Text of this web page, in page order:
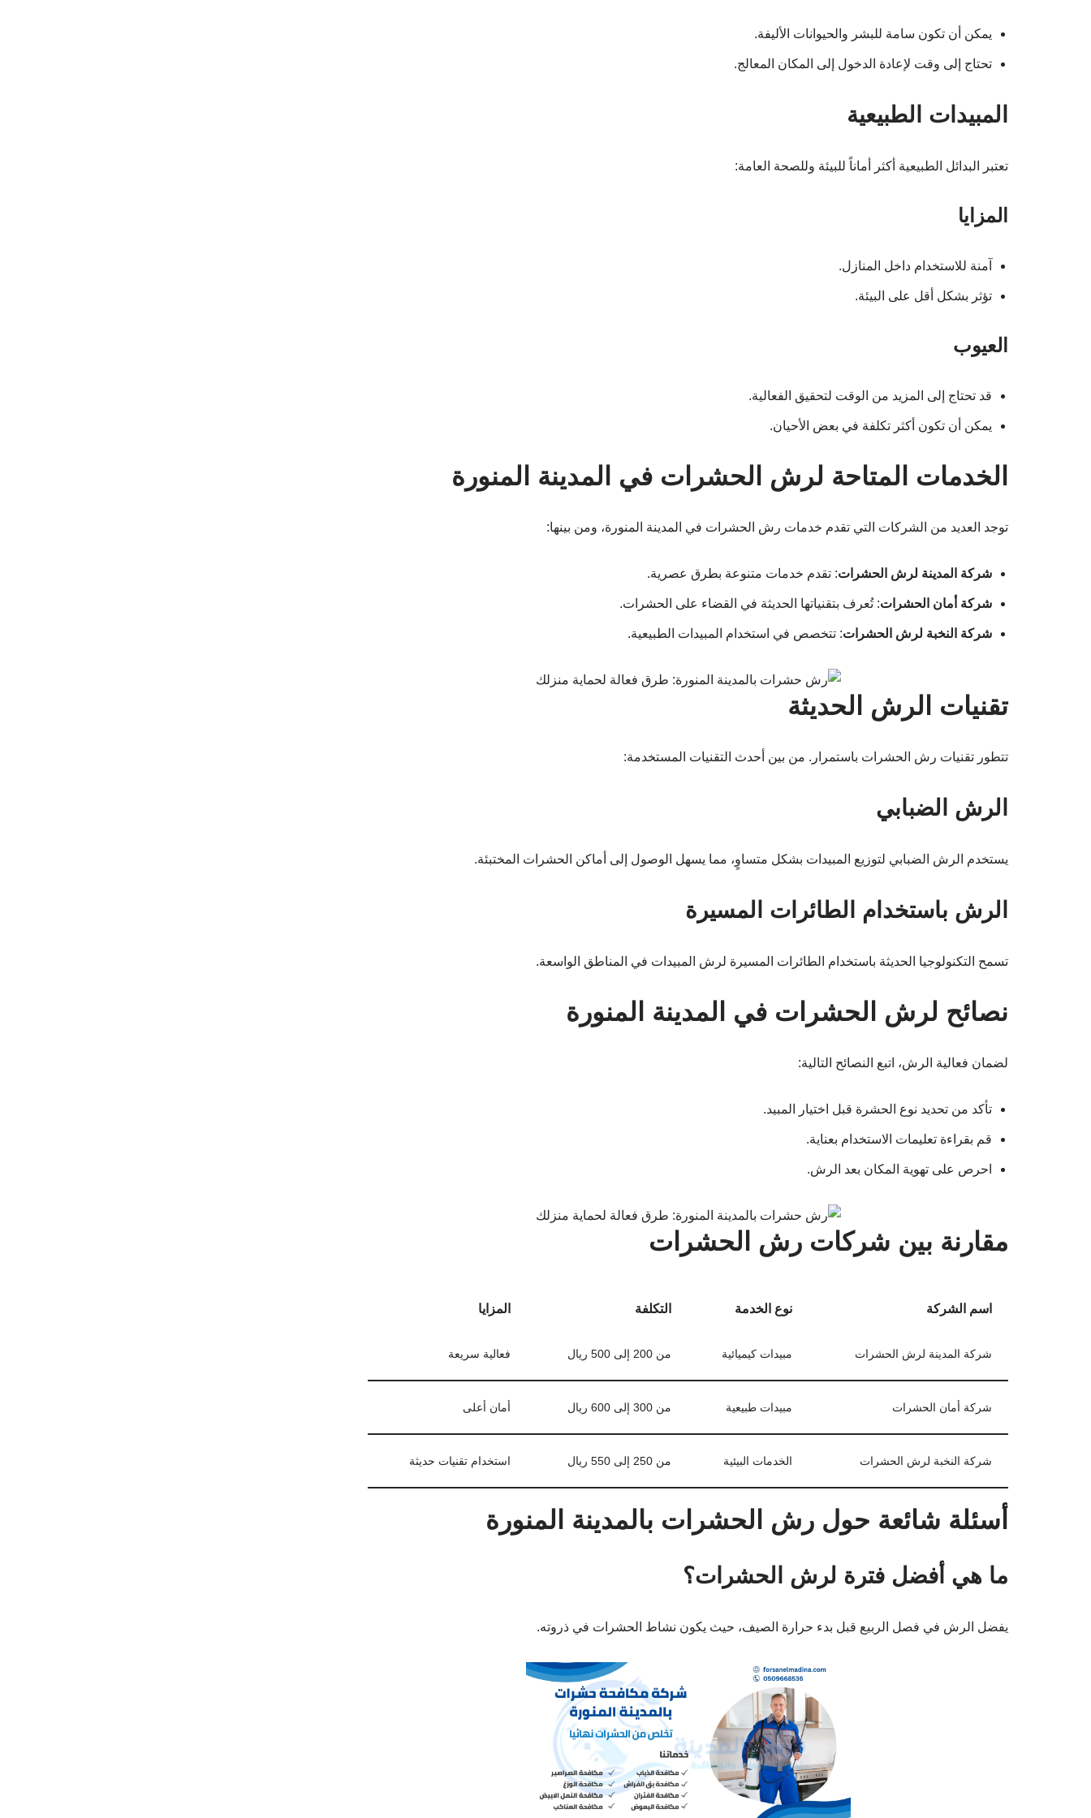
يمكن أن تكون سامة للبشر والحيوانات الأليفة.
تحتاج إلى وقت لإعادة الدخول إلى المكان المعالج.
المبيدات الطبيعية
تعتبر البدائل الطبيعية أكثر أماناً للبيئة وللصحة العامة:
المزايا
آمنة للاستخدام داخل المنازل.
تؤثر بشكل أقل على البيئة.
العيوب
قد تحتاج إلى المزيد من الوقت لتحقيق الفعالية.
يمكن أن تكون أكثر تكلفة في بعض الأحيان.
الخدمات المتاحة لرش الحشرات في المدينة المنورة
توجد العديد من الشركات التي تقدم خدمات رش الحشرات في المدينة المنورة، ومن بينها:
شركة المدينة لرش الحشرات: تقدم خدمات متنوعة بطرق عصرية.
شركة أمان الحشرات: تُعرف بتقنياتها الحديثة في القضاء على الحشرات.
شركة النخبة لرش الحشرات: تتخصص في استخدام المبيدات الطبيعية.
تقنيات الرش الحديثة
تتطور تقنيات رش الحشرات باستمرار. من بين أحدث التقنيات المستخدمة:
الرش الضبابي
يستخدم الرش الضبابي لتوزيع المبيدات بشكل متساوٍ، مما يسهل الوصول إلى أماكن الحشرات المختبئة.
الرش باستخدام الطائرات المسيرة
تسمح التكنولوجيا الحديثة باستخدام الطائرات المسيرة لرش المبيدات في المناطق الواسعة.
نصائح لرش الحشرات في المدينة المنورة
لضمان فعالية الرش، اتبع النصائح التالية:
تأكد من تحديد نوع الحشرة قبل اختيار المبيد.
قم بقراءة تعليمات الاستخدام بعناية.
احرص على تهوية المكان بعد الرش.
مقارنة بين شركات رش الحشرات
اسم الشركة نوع الخدمة التكلفة المزايا
شركة المدينة لرش الحشرات مبيدات كيميائية من 200 إلى 500 ريال فعالية سريعة
شركة أمان الحشرات مبيدات طبيعية من 300 إلى 600 ريال أمان أعلى
شركة النخبة لرش الحشرات الخدمات البيئية من 250 إلى 550 ريال استخدام تقنيات حديثة
أسئلة شائعة حول رش الحشرات بالمدينة المنورة
ما هي أفضل فترة لرش الحشرات؟
يفضل الرش في فصل الربيع قبل بدء حرارة الصيف، حيث يكون نشاط الحشرات في ذروته.